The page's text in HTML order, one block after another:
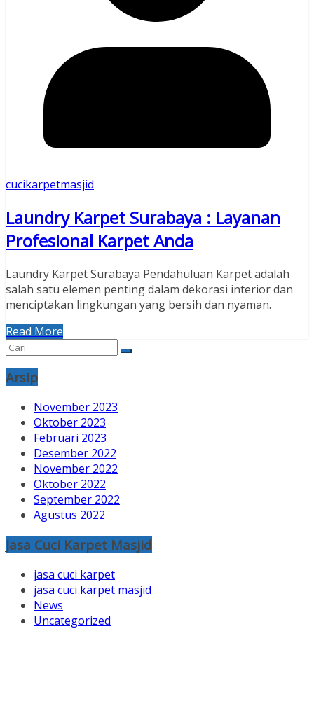
cucikarpetmasjid
Laundry Karpet Surabaya : Layanan
Profesional Karpet Anda
Laundry Karpet Surabaya Pendahuluan Karpet adalah
salah satu elemen penting dalam dekorasi interior dan
menciptakan lingkungan yang bersih dan nyaman.
Read More
Arsip
November 2023
Oktober 2023
Februari 2023
Desember 2022
November 2022
Oktober 2022
September 2022
Agustus 2022
Jasa Cuci Karpet Masjid
jasa cuci karpet
jasa cuci karpet masjid
News
Uncategorized